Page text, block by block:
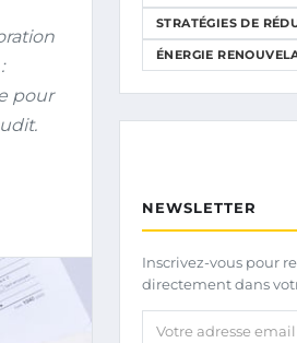
pour
STRATÉGIES DE
ÉNERGIE
NEWSLETTER
Inscrivez-vous pour
directement dans
Votre adresse email